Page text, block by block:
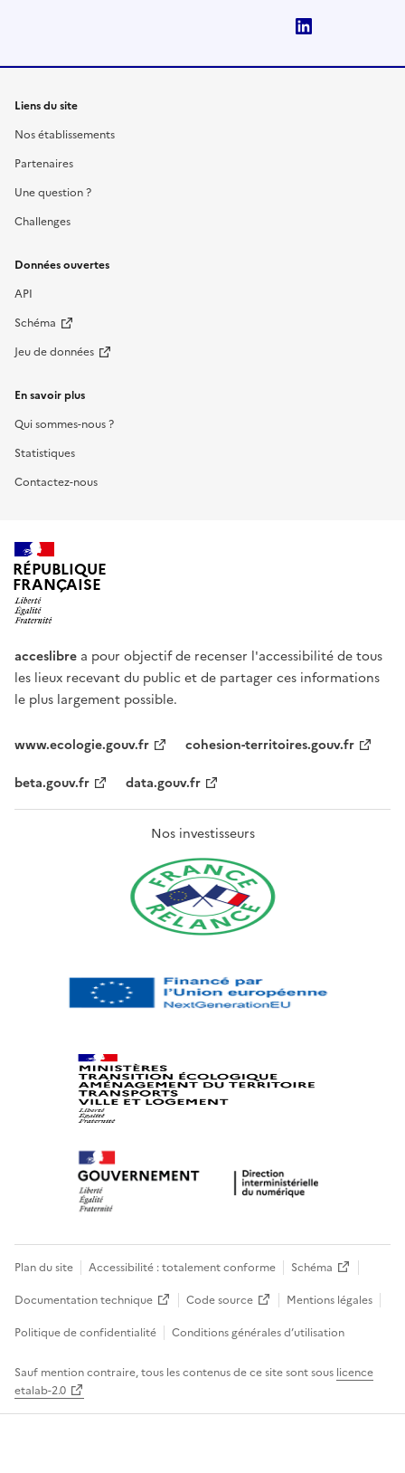
Liens du site
Nos établissements
Partenaires
Une question ?
Challenges
Données ouvertes
API
Schéma
Jeu de données
En savoir plus
Qui sommes-nous ?
Statistiques
Contactez-nous
RÉPUBLIQUE
FRANÇAISE
acceslibre a pour objectif de recenser l'accessibilité de tous
les lieux recevant du public et de partager ces informations
le plus largement possible.
www.ecologie.gouv.fr
cohesion-territoires.gouv.fr
beta.gouv.fr
data.gouv.fr
Nos investisseurs
Plan du site Accessibilité : totalement conforme
Schéma
Documentation technique
Code source
Mentions légales
Politique de confidentialité
Conditions générales d’utilisation
Sauf mention contraire, tous les contenus de ce site sont sous licence
etalab-2.0